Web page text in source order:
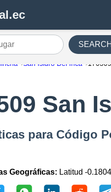
San Isidro Del Inca
San
para Código
Geográficas: Latitud -